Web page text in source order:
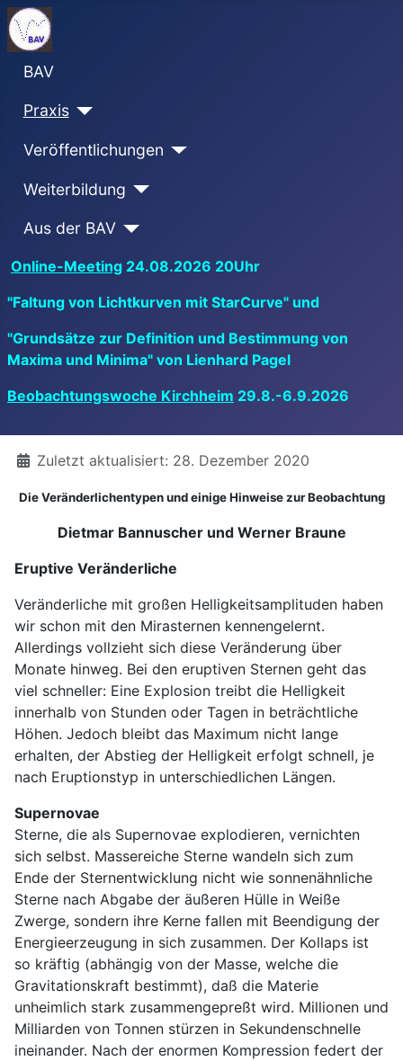
BAV
Praxis
Veröffentlichungen
Weiterbildung
Aus der BAV
Online-Meeting 24.08.2026 20Uhr
"Faltung von Lichtkurven mit StarCurve" und
"Grundsätze zur Definition und Bestimmung von
Maxima und Minima" von Lienhard Pagel
Beobachtungswoche Kirchheim 29.8.-6.9.2026
DetailsZuletzt aktualisiert: 28. Dezember 2020
Die Veränderlichentypen und einige Hinweise zur Beobachtung
Dietmar Bannuscher und Werner Braune
Eruptive Veränderliche
Veränderliche mit großen Helligkeitsamplituden haben
wir schon mit den Mirasternen kennengelernt.
Allerdings vollzieht sich diese Veränderung über
Monate hinweg. Bei den eruptiven Sternen geht das
viel schneller: Eine Explosion treibt die Helligkeit
innerhalb von Stunden oder Tagen in beträchtliche
Höhen. Jedoch bleibt das Maximum nicht lange
erhalten, der Abstieg der Helligkeit erfolgt schnell, je
nach Eruptionstyp in unterschiedlichen Längen.
Supernovae
Sterne, die als Supernovae explodieren, vernichten
sich selbst. Massereiche Sterne wandeln sich zum
Ende der Sternentwicklung nicht wie sonnenähnliche
Sterne nach Abgabe der äußeren Hülle in Weiße
Zwerge, sondern ihre Kerne fallen mit Beendigung der
Energieerzeugung in sich zusammen. Der Kollaps ist
so kräftig (abhängig von der Masse, welche die
Gravitationskraft bestimmt), daß die Materie
unheimlich stark zusammengepreßt wird. Millionen und
Milliarden von Tonnen stürzen in Sekundenschnelle
ineinander. Nach der enormen Kompression federt der